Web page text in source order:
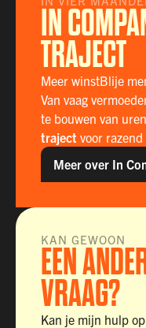
IN
TRAJECT
Meer winstBlije
Van vaag
te bouwen van
traject voor
Meer over In
KAN GEWOON
EEN
VRAAG?
Kan je mijn hulp